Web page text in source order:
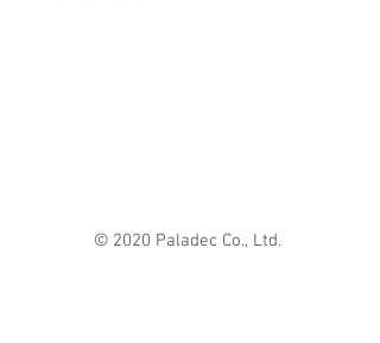
© 2020 Paladec Co., Ltd.